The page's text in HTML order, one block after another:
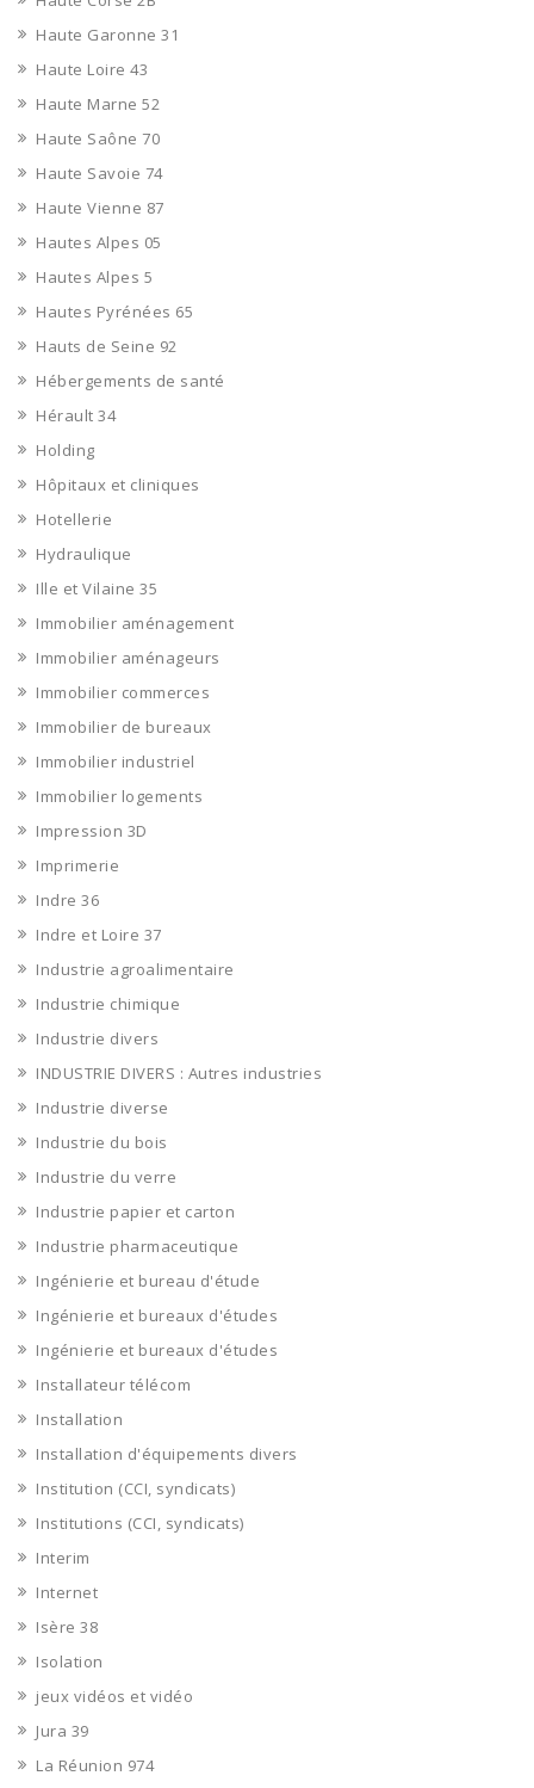
Haute Garonne 31
Haute Loire 43
Haute Marne 52
Haute Saône 70
Haute Savoie 74
Haute Vienne 87
Hautes Alpes 05
Hautes Alpes 5
Hautes Pyrénées 65
Hauts de Seine 92
Hébergements de santé
Hérault 34
Holding
Hôpitaux et cliniques
Hotellerie
Hydraulique
Ille et Vilaine 35
Immobilier aménagement
Immobilier aménageurs
Immobilier commerces
Immobilier de bureaux
Immobilier industriel
Immobilier logements
Impression 3D
Imprimerie
Indre 36
Indre et Loire 37
Industrie agroalimentaire
Industrie chimique
Industrie divers
INDUSTRIE DIVERS : Autres industries
Industrie diverse
Industrie du bois
Industrie du verre
Industrie papier et carton
Industrie pharmaceutique
Ingénierie et bureau d'étude
Ingénierie et bureaux d'études
Ingénierie et bureaux d'études
Installateur télécom
Installation
Installation d'équipements divers
Institution (CCI, syndicats)
Institutions (CCI, syndicats)
Interim
Internet
Isère 38
Isolation
jeux vidéos et vidéo
Jura 39
La Réunion 974